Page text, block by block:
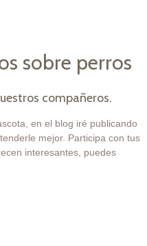
sobre perros
compañeros.
en el blog iré publicando
mejor. Participa con tus
interesantes, puedes